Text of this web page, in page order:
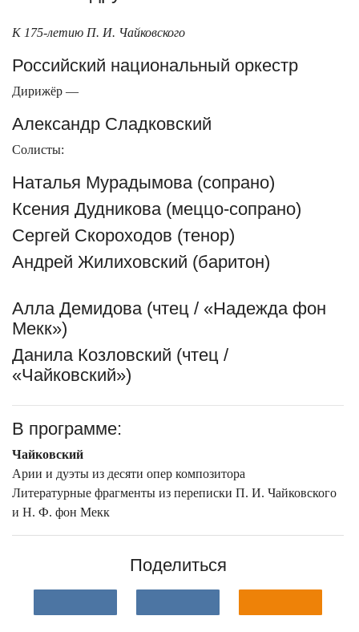
К 175-летию П. И. Чайковского
Российский национальный оркестр
Дирижёр —
Александр Сладковский
Солисты:
Наталья Мурадымова (сопрано)
Ксения Дудникова (меццо-сопрано)
Сергей Скороходов (тенор)
Андрей Жилиховский (баритон)
Алла Демидова (чтец / «Надежда фон
Мекк»)
Данила Козловский (чтец /
«Чайковский»)
В программе:
Чайковский
Арии и дуэты из десяти опер композитора
Литературные фрагменты из переписки П. И. Чайковского
и Н. Ф. фон Мекк
Поделиться